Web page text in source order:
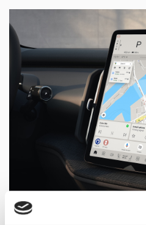
Google Infotainment